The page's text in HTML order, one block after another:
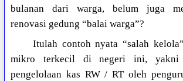
bulanan dari warga, belum juga
renovasi gedung “balai warga”?
Itulah contoh nyata “salah
mikro terkecil di negeri ini, yakni
pengelolaan kas RW / RT oleh